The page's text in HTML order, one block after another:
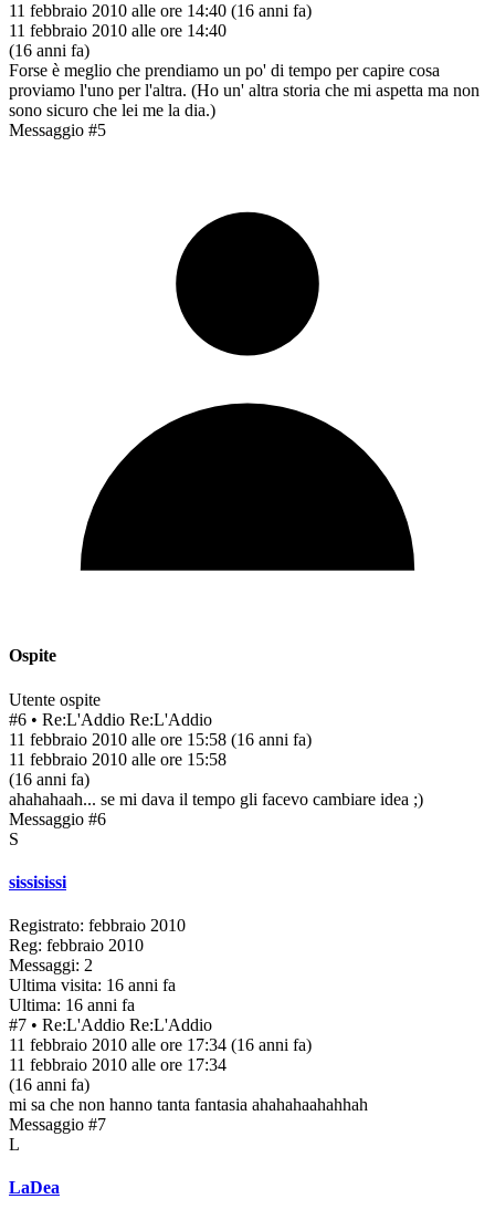
11 febbraio 2010 alle ore 14:40 (16 anni fa)
11 febbraio 2010 alle ore 14:40
(16 anni fa)
Forse è meglio che prendiamo un po' di tempo per capire cosa
proviamo l'uno per l'altra. (Ho un' altra storia che mi aspetta ma non
sono sicuro che lei me la dia.)
Messaggio #5
Ospite
Utente ospite
#6 • Re:L'Addio Re:L'Addio
11 febbraio 2010 alle ore 15:58 (16 anni fa)
11 febbraio 2010 alle ore 15:58
(16 anni fa)
ahahahaah... se mi dava il tempo gli facevo cambiare idea ;)
Messaggio #6
S
sissisissi
Registrato: febbraio 2010
Reg: febbraio 2010
Messaggi: 2
Ultima visita: 16 anni fa
Ultima: 16 anni fa
#7 • Re:L'Addio Re:L'Addio
11 febbraio 2010 alle ore 17:34 (16 anni fa)
11 febbraio 2010 alle ore 17:34
(16 anni fa)
mi sa che non hanno tanta fantasia ahahahaahahhah
Messaggio #7
L
LaDea